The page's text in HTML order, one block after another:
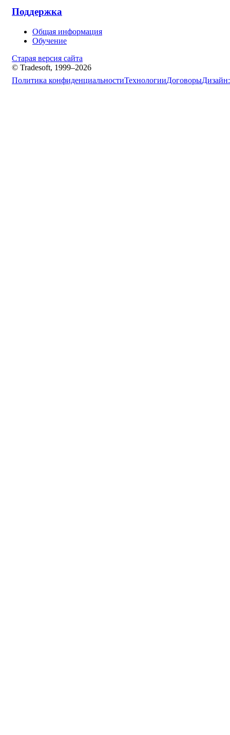
Поддержка
Общая информация
Обучение
Старая версия сайта
© Tradesoft, 1999–2026
Политика конфиденциальностиТехнологииДоговорыДизайн: